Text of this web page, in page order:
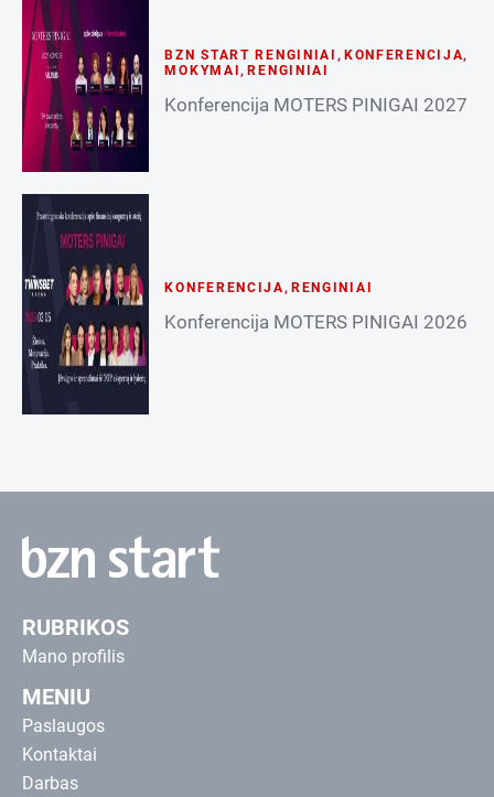
BZN START RENGINIAI , KONFERENCIJA,
MOKYMAI ,RENGINIAI
Konferencija MOTERS PINIGAI 2027
KONFERENCIJA, RENGINIAI
Konferencija MOTERS PINIGAI 2026
RUBRIKOS
Mano profilis
MENIU
Paslaugos
Kontaktai
Darbas